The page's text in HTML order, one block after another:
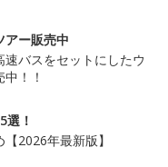
アー販売中
バスをセットにしたウ
！！
選！
2026年最新版】